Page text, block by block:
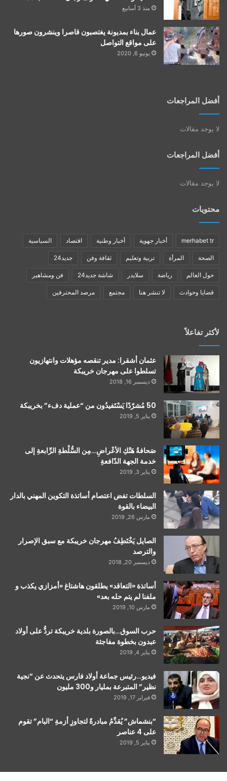
منذ 3 أسابيع
عمال بناء بمديونة يغتصبون قاصرا وينشرون صورها
على مواقع التواصل
يونيو 6, 2020
أفضل المراجعات
لا يوجد مقالات
أفضل المراجعات
لا يوجد مقالات
محتويات
merhabet tr أخبار جهوية أخبار وطنية اقتصاد السياسية
الصحة المرأة تربية وتعليم ثقافة وفن جديد24
حول العالم رياضة سلايدر شاشة جديد24 فن ومشاهير
قضايا وحوادث لا تنشر هنا مجتمع مرصد المحترفين
لأكثر تفاعلاً
عثمان أشقرا: مدير تنقصه مؤهلات وانتهازيون
تسلطوا على مهرجان خريبكة
ديسمبر 16, 2018
50 مُشرّدًا يَسْتَفيدُون من “عملية دفء” بخريبكة
يناير 5, 2019
صَحافةُ هَتْكِ الأعْراضِ…مِن السُّلْطةِ الرِّابعةِ إلى
خدمة الجهة الدّافعةِ
يناير 3, 2019
السلطات تفض اعتصام أساتذة التكوين المهني بالدار
البيضاء بالقوة
مارس 26, 2019
الصايل يَخْتَطِفُ مهرجان خريبكة مع سبق الإصرار
والترصد
ديسمبر 20, 2018
أساتذة «التعاقد» يطلقون هاشتاغ «أمزازي يكذب و
ملفنا لم يتم حله بعد»
مارس 10, 2019
حرب السوق…بالصورة بلدية خريبكة تردُّ على أولاد
عبدون بخطوة مفاجئة
يناير 4, 2019
فيديو…رئيس جماعة أولاد فارس يتحدث عن “نجية
نظير” المتبرعة بمليار و300 مليون
فبراير 17, 2019
“بنشماش” يُقدِّمُ مبادرةً لتجاوزِ أزمةِ “البام” تقوم
على 4 عناصر
يناير 5, 2019